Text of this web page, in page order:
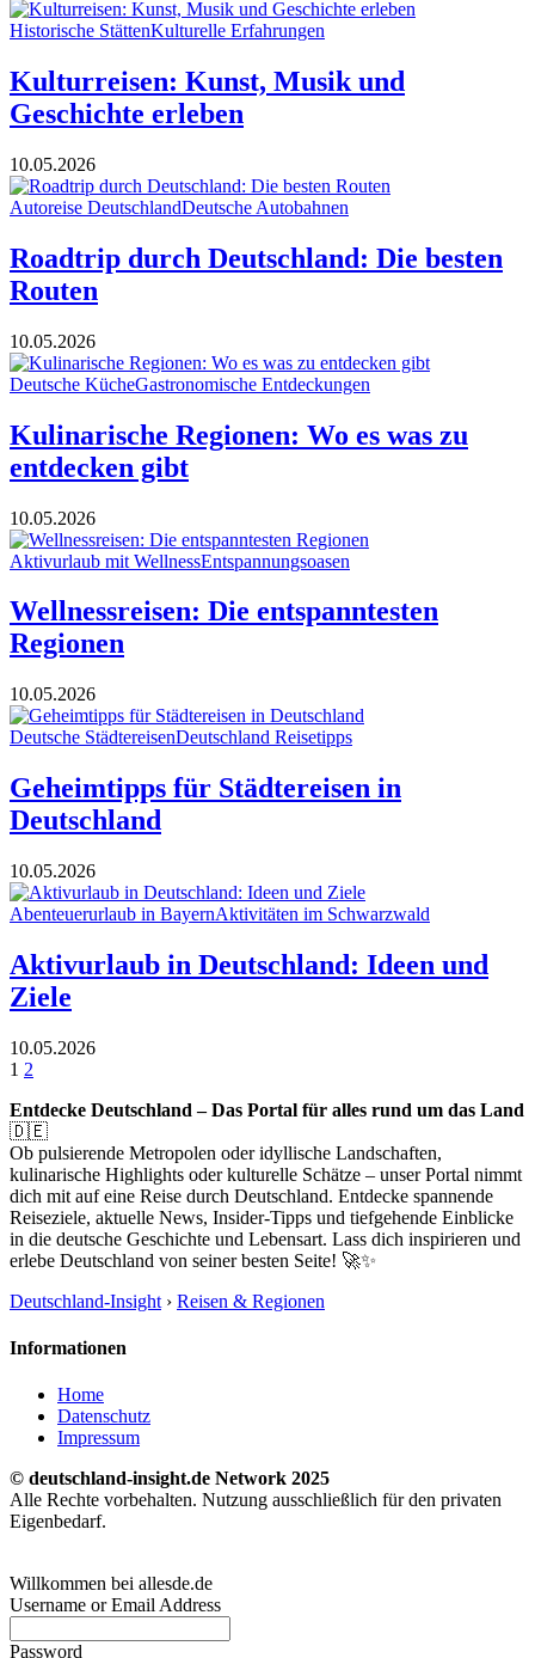
Historische StättenKulturelle Erfahrungen
Kulturreisen: Kunst, Musik und
Geschichte erleben
10.05.2026
Autoreise DeutschlandDeutsche Autobahnen
Roadtrip durch Deutschland: Die besten
Routen
10.05.2026
Deutsche KücheGastronomische Entdeckungen
Kulinarische Regionen: Wo es was zu
entdecken gibt
10.05.2026
Aktivurlaub mit WellnessEntspannungsoasen
Wellnessreisen: Die entspanntesten
Regionen
10.05.2026
Deutsche StädtereisenDeutschland Reisetipps
Geheimtipps für Städtereisen in
Deutschland
10.05.2026
Abenteuerurlaub in BayernAktivitäten im Schwarzwald
Aktivurlaub in Deutschland: Ideen und
Ziele
10.05.2026
1 2
Entdecke Deutschland – Das Portal für alles rund um das Land
🇩🇪
Ob pulsierende Metropolen oder idyllische Landschaften,
kulinarische Highlights oder kulturelle Schätze – unser Portal nimmt
dich mit auf eine Reise durch Deutschland. Entdecke spannende
Reiseziele, aktuelle News, Insider-Tipps und tiefgehende Einblicke
in die deutsche Geschichte und Lebensart. Lass dich inspirieren und
erlebe Deutschland von seiner besten Seite! 🚀✨
Deutschland-Insight › Reisen & Regionen
Informationen
Home
Datenschutz
Impressum
© deutschland-insight.de Network 2025
Alle Rechte vorbehalten. Nutzung ausschließlich für den privaten
Eigenbedarf.
Willkommen bei allesde.de
Username or Email Address
Password